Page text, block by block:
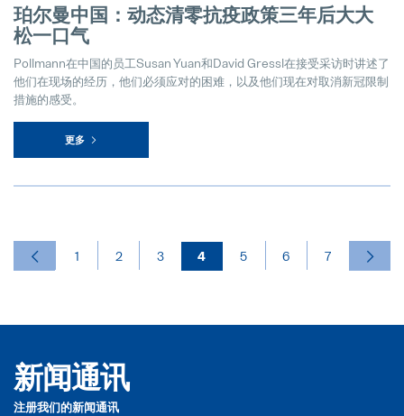
珀尔曼中国：动态清零抗疫政策三年后大大
松一口气
Pollmann在中国的员工Susan Yuan和David Gressl在接受采访时讲述了
他们在现场的经历，他们必须应对的困难，以及他们现在对取消新冠限制
措施的感受。
更多
1 2 3 4 5 6 7
新闻通讯
注册我们的新闻通讯